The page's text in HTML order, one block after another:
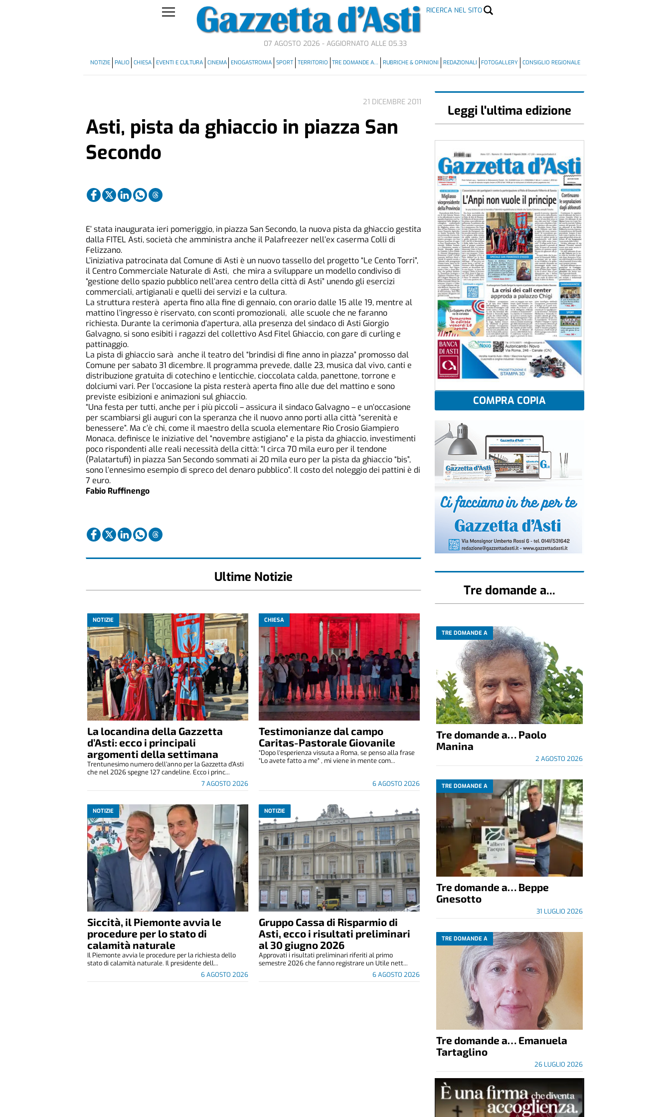
RICERCA NEL SITO
07 AGOSTO 2026 - AGGIORNATO ALLE 05.33
NOTIZIE PALIO CHIESA EVENTI E CULTURA CINEMA ENOGASTROMIA SPORT TERRITORIO TRE DOMANDE A… RUBRICHE & OPINIONI REDAZIONALI FOTOGALLERY CONSIGLIO REGIONALE
21 DICEMBRE 2011
Asti, pista da ghiaccio in piazza San
Secondo
E’ stata inaugurata ieri pomeriggio, in piazza San Secondo, la nuova pista da ghiaccio gestita
dalla FITEL Asti, società che amministra anche il Palafreezer nell’ex caserma Colli di
Felizzano.
L’iniziativa patrocinata dal Comune di Asti è un nuovo tassello del progetto “Le Cento Torri”,
il Centro Commerciale Naturale di Asti, che mira a sviluppare un modello condiviso di
“gestione dello spazio pubblico nell’area centro della città di Asti” unendo gli esercizi
commerciali, artigianali e quelli dei servizi e la cultura.
La struttura resterà aperta fino alla fine di gennaio, con orario dalle 15 alle 19, mentre al
mattino l’ingresso è riservato, con sconti promozionali, alle scuole che ne faranno
richiesta. Durante la cerimonia d’apertura, alla presenza del sindaco di Asti Giorgio
Galvagno, si sono esibiti i ragazzi del collettivo Asd Fitel Ghiaccio, con gare di curling e
pattinaggio.
La pista di ghiaccio sarà anche il teatro del “brindisi di fine anno in piazza” promosso dal
Comune per sabato 31 dicembre. Il programma prevede, dalle 23, musica dal vivo, canti e
distribuzione gratuita di cotechino e lenticchie, cioccolata calda, panettone, torrone e
dolciumi vari. Per l’occasione la pista resterà aperta fino alle due del mattino e sono
previste esibizioni e animazioni sul ghiaccio.
“Una festa per tutti, anche per i più piccoli – assicura il sindaco Galvagno – e un’occasione
per scambiarsi gli auguri con la speranza che il nuovo anno porti alla città “serenità e
benessere”. Ma c’è chi, come il maestro della scuola elementare Rio Crosio Giampiero
Monaca, definisce le iniziative del “novembre astigiano” e la pista da ghiaccio, investimenti
poco rispondenti alle reali necessità della città: “I circa 70 mila euro per il tendone
(Palatartufi) in piazza San Secondo sommati ai 20 mila euro per la pista da ghiaccio “bis”,
sono l’ennesimo esempio di spreco del denaro pubblico”. Il costo del noleggio dei pattini è di
7 euro.
Fabio Ruffinengo
Ultime Notizie
NOTIZIE
La locandina della Gazzetta
d’Asti: ecco i principali
argomenti della settimana
7 AGOSTO 2026
Trentunesimo numero dell’anno per la Gazzetta d’Asti
che nel 2026 spegne 127 candeline. Ecco i princ...
CHIESA
Testimonianze dal campo
Caritas-Pastorale Giovanile
6 AGOSTO 2026
“Dopo l'esperienza vissuta a Roma, se penso alla frase
“Lo avete fatto a me" , mi viene in mente com...
NOTIZIE
Siccità, il Piemonte avvia le
procedure per lo stato di
calamità naturale
6 AGOSTO 2026
Il Piemonte avvia le procedure per la richiesta dello
stato di calamità naturale. Il presidente dell...
NOTIZIE
Gruppo Cassa di Risparmio di
Asti, ecco i risultati preliminari
al 30 giugno 2026
6 AGOSTO 2026
Approvati i risultati preliminari riferiti al primo
semestre 2026 che fanno registrare un Utile nett...
Leggi l'ultima edizione
COMPRA COPIA
Tre domande a...
TRE DOMANDE A
Tre domande a… Paolo
Manina
2 AGOSTO 2026
TRE DOMANDE A
Tre domande a… Beppe
Gnesotto
31 LUGLIO 2026
TRE DOMANDE A
Tre domande a… Emanuela
Tartaglino
26 LUGLIO 2026